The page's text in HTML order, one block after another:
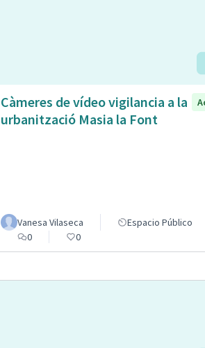
Càmeres de vídeo vigilancia a la
urbanització Masia la Font
Vanesa Vilaseca
Espacio Público
0
0